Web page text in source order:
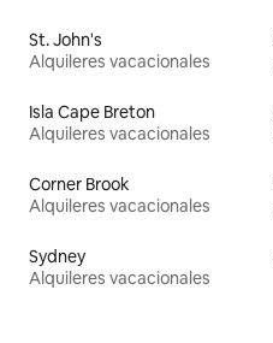
St. John's
Alquileres vacacionales
Isla Cape Breton
Alquileres vacacionales
Corner Brook
Alquileres vacacionales
Sydney
Alquileres vacacionales